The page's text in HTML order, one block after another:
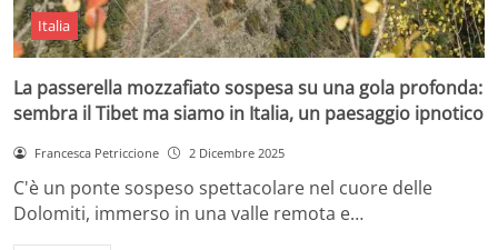
Italia
La passerella mozzafiato sospesa su una gola profonda:
sembra il Tibet ma siamo in Italia, un paesaggio ipnotico
Francesca Petriccione 2 Dicembre 2025
C'è un ponte sospeso spettacolare nel cuore delle
Dolomiti, immerso in una valle remota e…